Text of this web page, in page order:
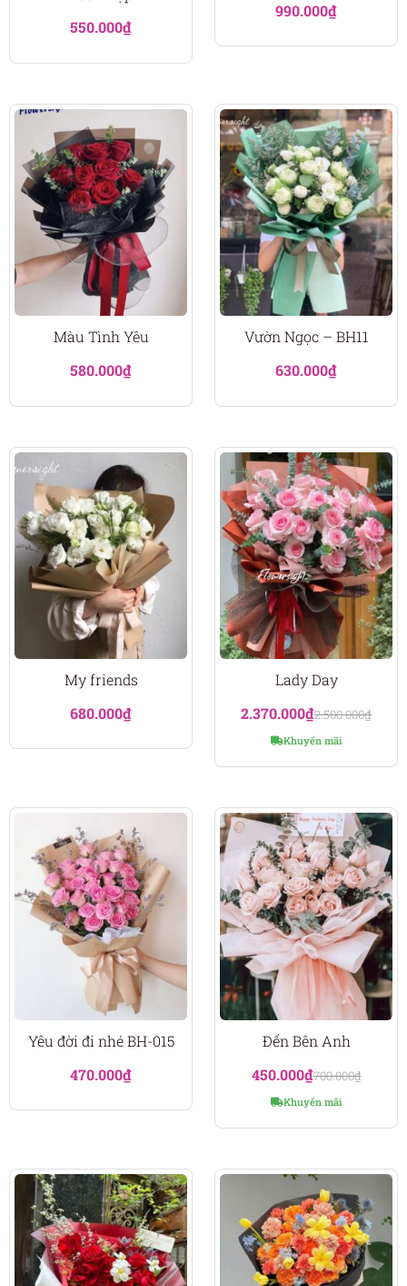
550.000₫
990.000₫
Màu Tình Yêu
580.000₫
Vườn Ngọc – BH11
630.000₫
My friends
680.000₫
Lady Day
2.370.000₫2.500.000₫
Khuyến mãi
Yêu đời đi nhé BH-015
470.000₫
Đến Bên Anh
450.000₫700.000₫
Khuyến mãi